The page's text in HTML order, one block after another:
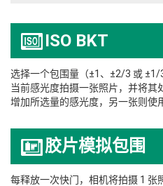
ISO BKT
选择一个包围量（±1、±2/3 或
当前感光度拍摄一张照片，并将其
增加所选量的感光度，另一张则使
胶片模拟包围
每释放一次快门，相机将拍摄 1 张